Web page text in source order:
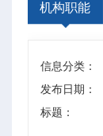
机构职能
信息分类：
发布日期：
标题：